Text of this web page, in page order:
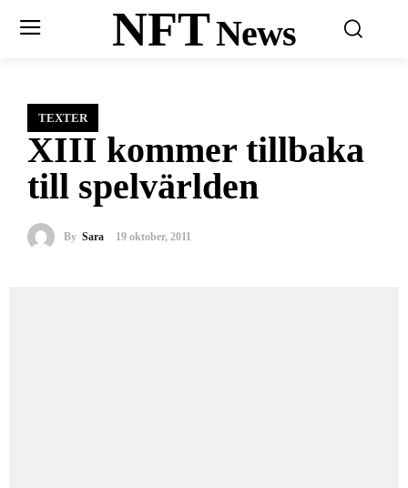
NFTNews
TEXTER
XIII kommer tillbaka
till spelvärlden
By Sara 19 oktober, 2011